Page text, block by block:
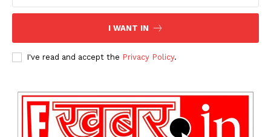
I WANT IN
I've read and accept the Privacy Policy.